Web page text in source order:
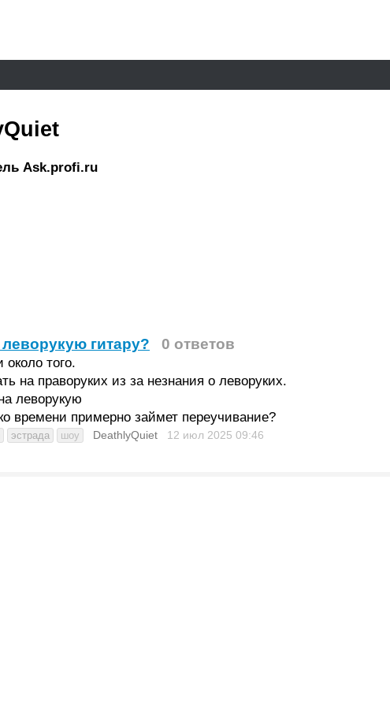
Ask.profi.ru
гитару? 0 ответов
около того.
на праворуких из за незнания о леворуких.
леворукую
времени примерно займет переучивание?
эстрада шоу DeathlyQuiet 12 июл 2025 09:46